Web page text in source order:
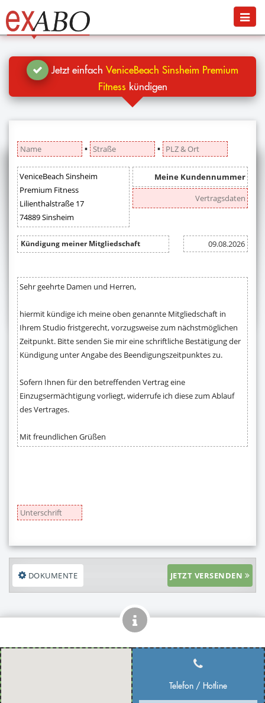
Jetzt kündigen
Blog
Anmelden
Menü
Jetzt einfach VeniceBeach Sinsheim Premium
Fitness kündigen
▪ ▪
DOKUMENTE JETZT VERSENDEN
Telefon / Hotline